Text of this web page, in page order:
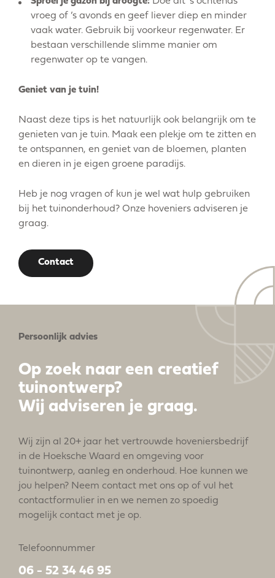
vroeg of ’s avonds en geef liever diep en minder
vaak water. Gebruik bij voorkeur regenwater. Er
bestaan verschillende slimme manier om
regenwater op te vangen.
Geniet van je tuin!
Naast deze tips is het natuurlijk ook belangrijk om te
genieten van je tuin. Maak een plekje om te zitten en
te ontspannen, en geniet van de bloemen, planten
en dieren in je eigen groene paradijs.
Heb je nog vragen of kun je wel wat hulp gebruiken
bij het tuinonderhoud? Onze hoveniers adviseren je
graag.
Contact
Persoonlijk advies
Op zoek naar een creatief
tuinontwerp?
Wij adviseren je graag.
Wij zijn al 20+ jaar het vertrouwde hoveniersbedrijf
in de Hoeksche Waard en omgeving voor
tuinontwerp, aanleg en onderhoud. Hoe kunnen we
jou helpen? Neem contact met ons op of vul het
contactformulier in en we nemen zo spoedig
mogelijk contact met je op.
Telefoonnummer
06 - 52 34 46 95